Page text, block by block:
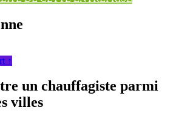
↑
un chauffagiste parmi
villes